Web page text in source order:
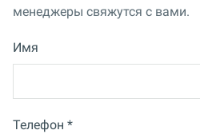
менеджеры свяжутся с вами.
Имя
Телефон *